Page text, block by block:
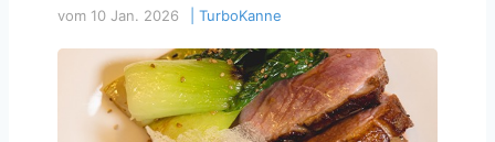
vom 10 Jan. 2026 TurboKanne